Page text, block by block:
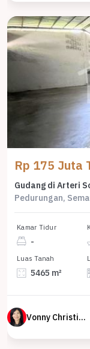
Rp 175 Juta
Gudang di Arteri
Pedurungan,
Kamar Tidur
-
Luas Tanah
5465 m²
Vonny Christina